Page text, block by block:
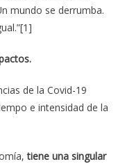
mundo se derrumba.
de la Covid-19
e intensidad de la
tiene una singular